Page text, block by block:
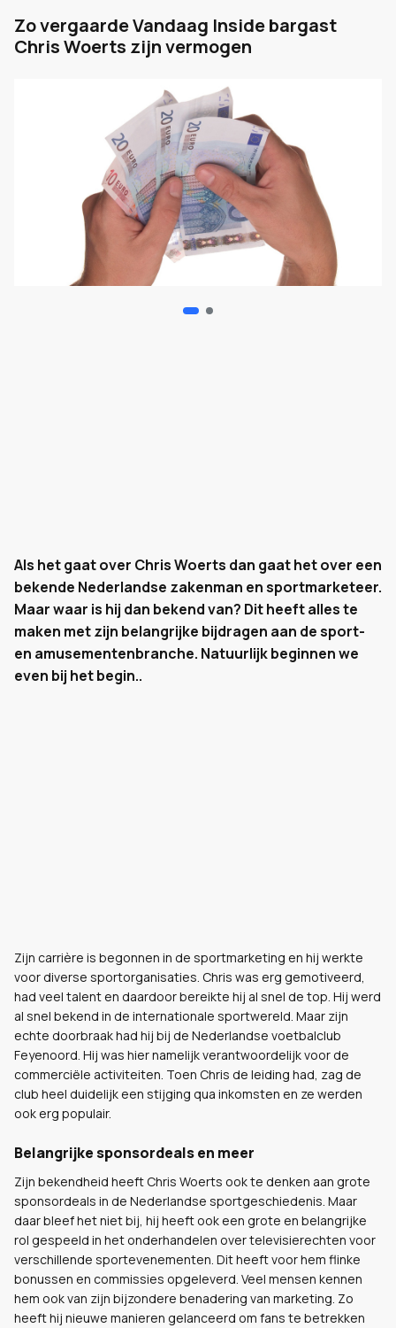
Zo vergaarde Vandaag Inside bargast
Chris Woerts zijn vermogen
Als het gaat over Chris Woerts dan gaat het over een
bekende Nederlandse zakenman en sportmarketeer.
Maar waar is hij dan bekend van? Dit heeft alles te
maken met zijn belangrijke bijdragen aan de sport-
en amusementenbranche. Natuurlijk beginnen we
even bij het begin..
Zijn carrière is begonnen in de sportmarketing en hij werkte
voor diverse sportorganisaties. Chris was erg gemotiveerd,
had veel talent en daardoor bereikte hij al snel de top. Hij werd
al snel bekend in de internationale sportwereld. Maar zijn
echte doorbraak had hij bij de Nederlandse voetbalclub
Feyenoord. Hij was hier namelijk verantwoordelijk voor de
commerciële activiteiten. Toen Chris de leiding had, zag de
club heel duidelijk een stijging qua inkomsten en ze werden
ook erg populair.
Belangrijke sponsordeals en meer
Zijn bekendheid heeft Chris Woerts ook te denken aan grote
sponsordeals in de Nederlandse sportgeschiedenis. Maar
daar bleef het niet bij, hij heeft ook een grote en belangrijke
rol gespeeld in het onderhandelen over televisierechten voor
verschillende sportevenementen. Dit heeft voor hem flinke
bonussen en commissies opgeleverd. Veel mensen kennen
hem ook van zijn bijzondere benadering van marketing. Zo
heeft hij nieuwe manieren gelanceerd om fans te betrekken